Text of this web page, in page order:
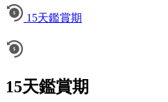
15天鑑賞期
15天鑑賞期